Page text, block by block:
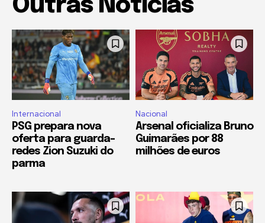
Outras Notícias
Internacional
PSG prepara nova
oferta para guarda-
redes Zion Suzuki do
parma
Nacional
Arsenal oficializa Bruno
Guimarães por 88
milhões de euros